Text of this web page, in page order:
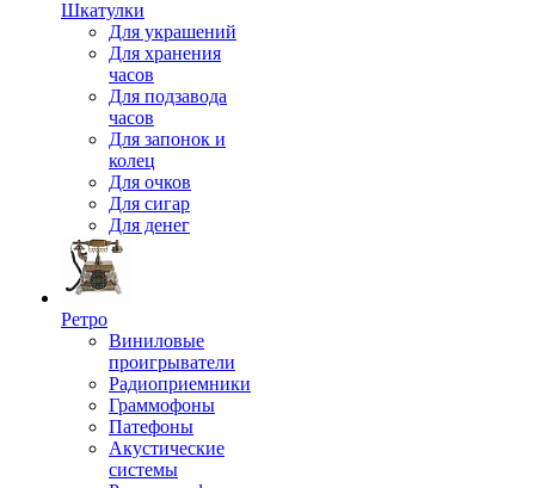
Шкатулки
Для украшений
Для хранения
часов
Для подзавода
часов
Для запонок и
колец
Для очков
Для сигар
Для денег
Ретро
Виниловые
проигрыватели
Радиоприемники
Граммофоны
Патефоны
Акустические
системы